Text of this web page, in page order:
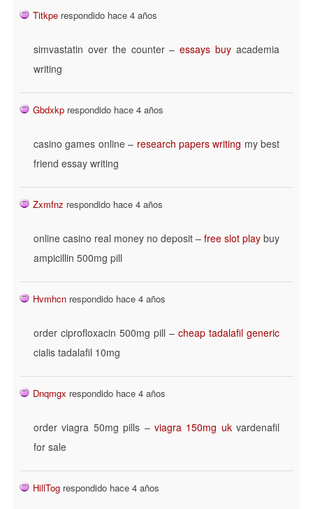
Titkpe respondido hace 4 años
simvastatin over the counter –essays buy academia
writing
Gbdxkp respondido hace 4 años
casino games online – research papers writing my best
friend essay writing
Zxmfnz respondido hace 4 años
online casino real money no deposit – free slot play buy
ampicillin 500mg pill
Hvmhcn respondido hace 4 años
order ciprofloxacin 500mg pill – cheap tadalafil generic
cialis tadalafil 10mg
Dnqmgx respondido hace 4 años
order viagra 50mg pills – viagra 150mg ukvardenafil
for sale
HillTog respondido hace 4 años